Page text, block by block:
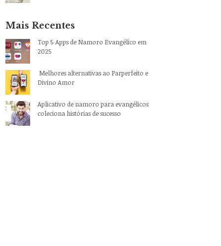
Mais Recentes
Top 5 Apps de Namoro Evangélico em
2025
Melhores alternativas ao Parperfeito e
Divino Amor
Aplicativo de namoro para evangélicos
coleciona histórias de sucesso